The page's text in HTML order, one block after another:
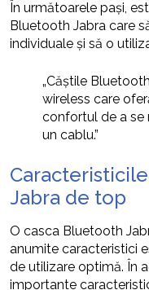
În următoarele pași,
Bluetooth Jabra care
individuale și să o
„Căștile
wireless care
confortul de a se
un cablu.”
Jabra de top
O casca Bluetooth
anumite caracteristici
de utilizare optimă. În
importante